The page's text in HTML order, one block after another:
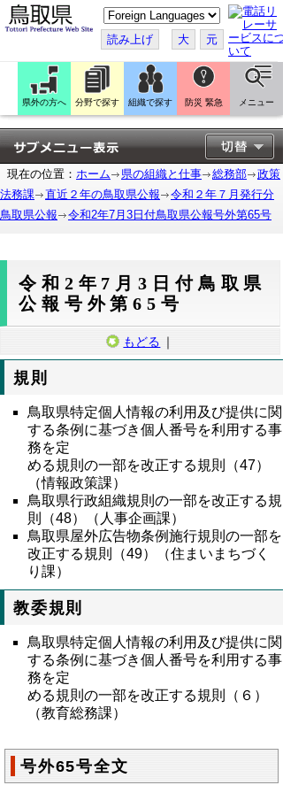
こ
の
ペ
ー
ジ
翻
訳
す
る
読み上げ 大 元
県外の方へ 分野で探す 組織で探す 防災 緊急 メニュー
現在の位置： ホーム 県の組織と仕事 総務部
政策
法務課
直近２年の鳥取県公報
令和２年７月発行分
鳥取県公報
令和2年7月3日付鳥取県公報号外第65号
令和2年7月3日付鳥取県
公報号外第65号
もどる ｜
規則
鳥取県特定個人情報の利用及び提供に関
する条例に基づき個人番号を利用する事
務を定
める規則の一部を改正する規則（47）
（情報政策課）
鳥取県行政組織規則の一部を改正する規
則（48）（人事企画課）
鳥取県屋外広告物条例施行規則の一部を
改正する規則（49）（住まいまちづく
り課）
教委規則
鳥取県特定個人情報の利用及び提供に関
する条例に基づき個人番号を利用する事
務を定
める規則の一部を改正する規則（６）
（教育総務課）
号外65号全文